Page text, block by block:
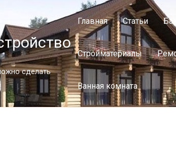
сделать
Главная Статьи
Стройматериалы
Ванная комната